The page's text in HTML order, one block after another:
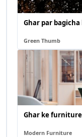
Ghar par
Green Thumb
Ghar ke
Modern Furniture